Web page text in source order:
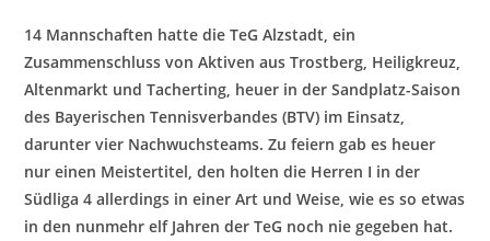
14 Mannschaften hatte die TeG Alzstadt, ein
Zusammenschluss von Aktiven aus Trostberg, Heiligkreuz,
Altenmarkt und Tacherting, heuer in der Sandplatz-Saison
des Bayerischen Tennisverbandes (BTV) im Einsatz,
darunter vier Nachwuchsteams. Zu feiern gab es heuer
nur einen Meistertitel, den holten die Herren I in der
Südliga 4 allerdings in einer Art und Weise, wie es so etwas
in den nunmehr elf Jahren der TeG noch nie gegeben hat.